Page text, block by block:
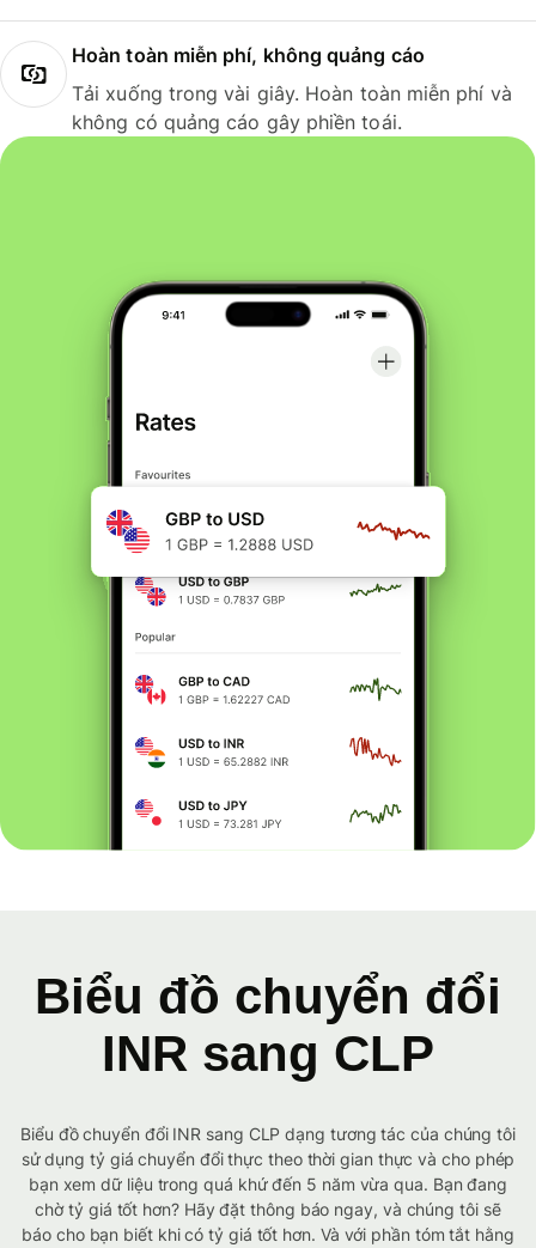
Hoàn toàn miễn phí, không quảng cáo
Tải xuống trong vài giây. Hoàn toàn miễn phí và
không có quảng cáo gây phiền toái.
Biểu đồ chuyển đổi
INR sang CLP
Biểu đồ chuyển đổi INR sang CLP dạng tương tác của chúng tôi
sử dụng tỷ giá chuyển đổi thực theo thời gian thực và cho phép
bạn xem dữ liệu trong quá khứ đến 5 năm vừa qua. Bạn đang
chờ tỷ giá tốt hơn? Hãy đặt thông báo ngay, và chúng tôi sẽ
báo cho bạn biết khi có tỷ giá tốt hơn. Và với phần tóm tắt hằng